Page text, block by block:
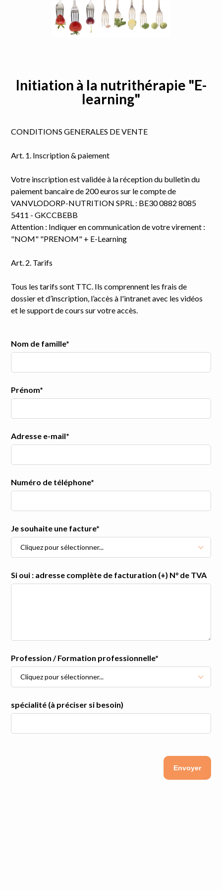
Initiation à la nutrithérapie "E-
learning"
CONDITIONS GENERALES DE VENTE
Art. 1. Inscription & paiement
Votre inscription est validée à la réception du bulletin du
paiement bancaire de 200 euros sur le compte de
VANVLODORP-NUTRITION SPRL : BE30 0882 8085
5411 - GKCCBEBB
Attention : Indiquer en communication de votre virement :
"NOM" "PRENOM" + E-Learning
Art. 2. Tarifs
Tous les tarifs sont TTC. Ils comprennent les frais de
dossier et d’inscription, l’accès à l'intranet avec les vidéos
et le support de cours sur votre accès.
Nom de famille*
Prénom*
Adresse e-mail*
Numéro de téléphone*
Je souhaite une facture*
Cliquez pour sélectionner...
Si oui : adresse complète de facturation (+) N° de TVA
Profession / Formation professionnelle*
Cliquez pour sélectionner...
spécialité (à préciser si besoin)
Envoyer